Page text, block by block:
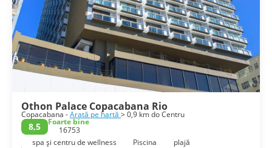
Othon Palace Copacabana Rio
Copacabana -Arată pe hartă > 0,9 km do Centru
8,5
Foarte bine
16753
spa și centru de wellness
Piscina
plajă